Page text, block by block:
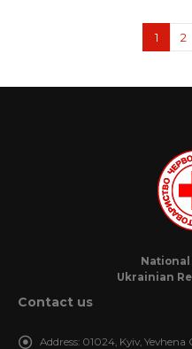
1 2
Ukrainian
Contact us
Address: 01024, Kyiv, Yevhena